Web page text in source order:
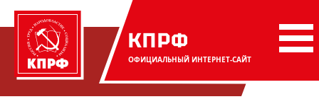
КПРФ
ОФИЦИАЛЬНЫЙ ИНТЕРНЕТ-САЙТ